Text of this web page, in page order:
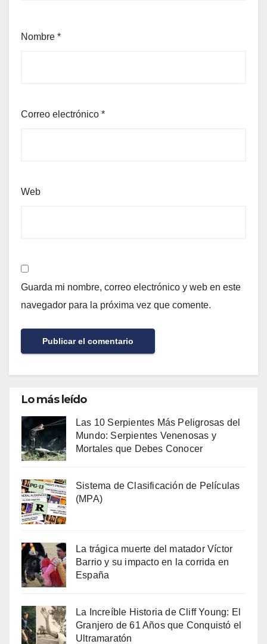
Nombre *
Correo electrónico *
Web
Guarda mi nombre, correo electrónico y web en este
navegador para la próxima vez que comente.
Lo más leído
Las 10 Serpientes Más Peligrosas del
Mundo: Serpientes Venenosas y
Mortales que Debes Conocer
Sistema de Clasificación de Películas
(MPA)
La trágica muerte del matador Víctor
Barrio y su impacto en la corrida en
España
La Increíble Historia de Cliff Young: El
Granjero de 61 Años que Conquistó el
Ultramaratón